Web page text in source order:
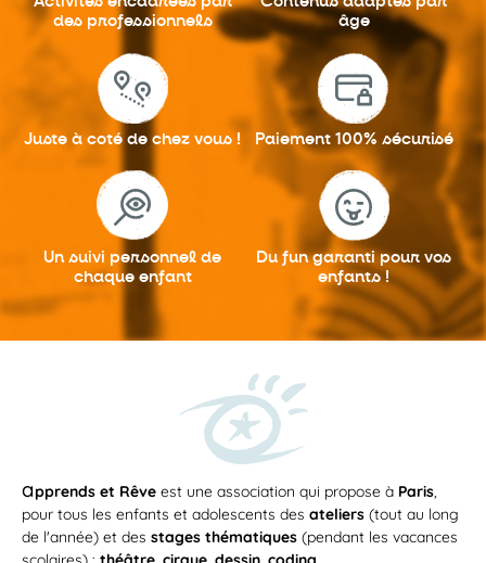
des professionnels
âge
Juste à coté de chez vous ! Paiement 100% sécurisé
Un suivi personnel de
chaque enfant
Du fun garantipour vos
enfants !
apprends et Rêve est une association qui propose à Paris,
pour tous les enfants et adolescents des ateliers (tout au long
de l'année) et des stages thématiques (pendant les vacances